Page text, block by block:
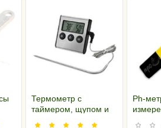
Термометр с
таймером, щупом и
Ph-